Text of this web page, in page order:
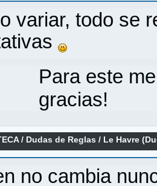
variar, todo se
Para este
gracias!
/ Dudas de Reglas / Le Havre
no cambia